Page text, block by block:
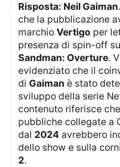
Risposta: Neil Gaiman
che la pubblicazione
marchioVertigo per
presenza di spin-off
Sandman: Overture.
evidenziato che il
di Gaiman è stato
sviluppo della serie
contenuto riferisce
pubbliche collegate a
dal 2024 avrebbero
dello show e sulla
2.